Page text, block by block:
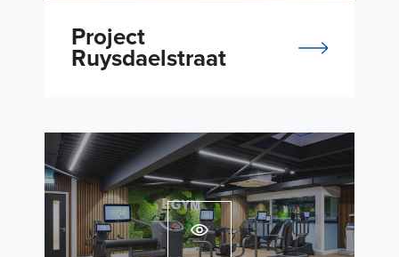
Project
Ruysdaelstraat